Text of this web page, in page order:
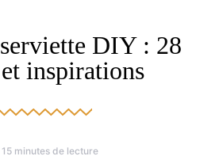
DIY : 28
inspirations
15 minutes de lecture